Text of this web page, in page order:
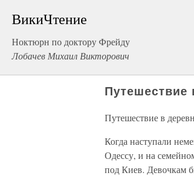
ВикиЧтение
Ноктюрн по доктору Фрейду
Лобачев Михаил Викторович
Путешествие
Путешествие в
Когда наступали
Одессу, и на
под Киев. Девочкам